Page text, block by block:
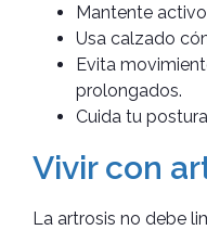
Mantente
Usa calzado
Evita
prolongados.
Cuida tu
Vivir con
La artrosis no debe